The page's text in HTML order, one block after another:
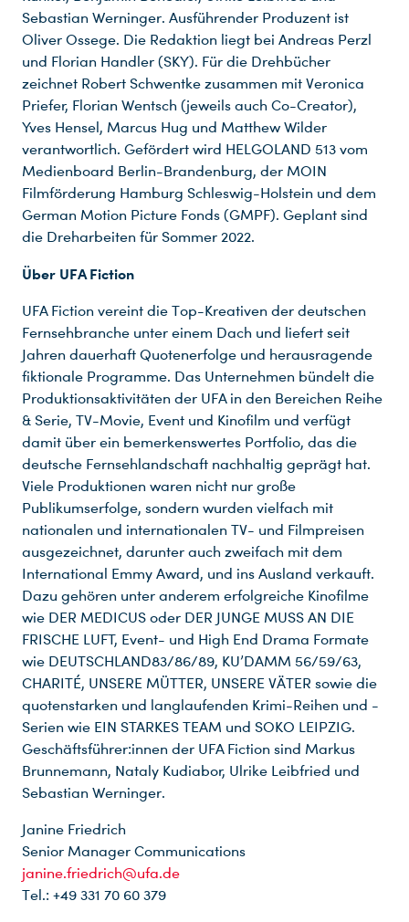
Sebastian Werninger. Ausführender Produzent ist
Oliver Ossege. Die Redaktion liegt bei Andreas Perzl
und Florian Handler (SKY). Für die Drehbücher
zeichnet Robert Schwentke zusammen mit Veronica
Priefer, Florian Wentsch (jeweils auch Co-Creator),
Yves Hensel, Marcus Hug und Matthew Wilder
verantwortlich. Gefördert wird HELGOLAND 513 vom
Medienboard Berlin-Brandenburg, der MOIN
Filmförderung Hamburg Schleswig-Holstein und dem
German Motion Picture Fonds (GMPF). Geplant sind
die Dreharbeiten für Sommer 2022.
Über UFA Fiction
UFA Fiction vereint die Top-Kreativen der deutschen
Fernsehbranche unter einem Dach und liefert seit
Jahren dauerhaft Quotenerfolge und herausragende
fiktionale Programme. Das Unternehmen bündelt die
Produktionsaktivitäten der UFA in den Bereichen Reihe
& Serie, TV-Movie, Event und Kinofilm und verfügt
damit über ein bemerkenswertes Portfolio, das die
deutsche Fernsehlandschaft nachhaltig geprägt hat.
Viele Produktionen waren nicht nur große
Publikumserfolge, sondern wurden vielfach mit
nationalen und internationalen TV- und Filmpreisen
ausgezeichnet, darunter auch zweifach mit dem
International Emmy Award, und ins Ausland verkauft.
Dazu gehören unter anderem erfolgreiche Kinofilme
wie DER MEDICUS oder DER JUNGE MUSS AN DIE
FRISCHE LUFT, Event- und High End Drama Formate
wie DEUTSCHLAND83/86/89, KU’DAMM 56/59/63,
CHARITÉ, UNSERE MÜTTER, UNSERE VÄTER sowie die
quotenstarken und langlaufenden Krimi-Reihen und -
Serien wie EIN STARKES TEAM und SOKO LEIPZIG.
Geschäftsführer:innen der UFA Fiction sind Markus
Brunnemann, Nataly Kudiabor, Ulrike Leibfried und
Sebastian Werninger.
Janine Friedrich
Senior Manager Communications
janine.friedrich@ufa.de
Tel.: +49 331 70 60 379